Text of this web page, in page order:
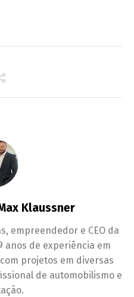
Klaussner
empreendedor e CEO da
anos de experiência em
projetos em diversas
de automobilismo e